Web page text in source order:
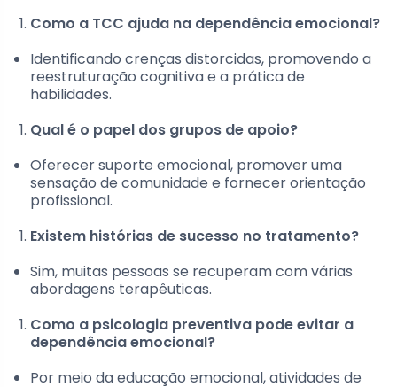
Como a TCC ajuda na dependência emocional?
Identificando crenças distorcidas, promovendo a
reestruturação cognitiva e a prática de
habilidades.
Qual é o papel dos grupos de apoio?
Oferecer suporte emocional, promover uma
sensação de comunidade e fornecer orientação
profissional.
Existem histórias de sucesso no tratamento?
Sim, muitas pessoas se recuperam com várias
abordagens terapêuticas.
Como a psicologia preventiva pode evitar a
dependência emocional?
Por meio da educação emocional, atividades de